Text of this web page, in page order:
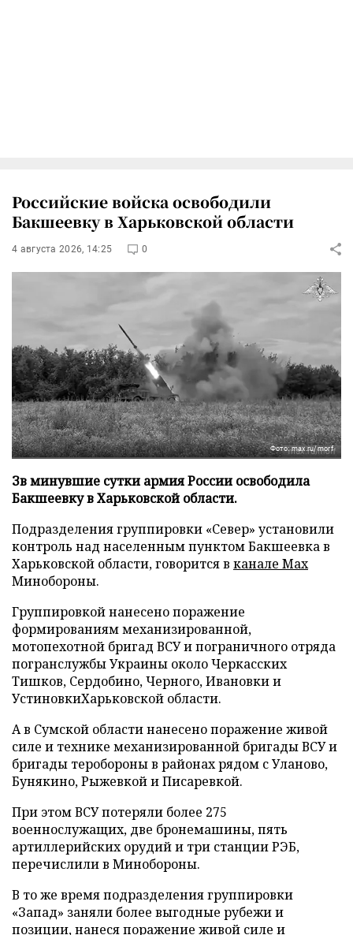
Российские войска освободили
Бакшеевку в Харьковской области
4 августа 2026, 14:25 0
Фото: max.ru/morf
Зв минувшие сутки армия России освободила
Бакшеевку в Харьковской области.
Подразделения группировки «Север» установили
контроль над населенным пунктом Бакшеевка в
Харьковской области, говорится в канале Max
Минобороны.
Группировкой нанесено поражение
формированиям механизированной,
мотопехотной бригад ВСУ и пограничного отряда
погранслужбы Украины около Черкасских
Тишков, Сердобино, Черного, Ивановки и
УстиновкиХарьковской области.
А в Сумской области нанесено поражение живой
силе и технике механизированной бригады ВСУ и
бригады теробороны в районах рядом с Уланово,
Бунякино, Рыжевкой и Писаревкой.
При этом ВСУ потеряли более 275
военнослужащих, две бронемашины, пять
артиллерийских орудий и три станции РЭБ,
перечислили в Минобороны.
В то же время подразделения группировки
«Запад» заняли более выгодные рубежи и
позиции, нанеся поражение живой силе и